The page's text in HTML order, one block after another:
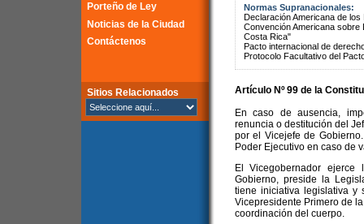
Porteño de Ley
Noticias de la Ciudad
Contáctenos
Sitios Relacionados
Normas Supranacionales:
Declaración Americana de
Convención Americana
Costa Rica"
Pacto internacional de
Protocolo Facultativo del
Artículo Nº 99 de la
En caso de ausencia,
renuncia o destitución del
por el Vicejefe de
Poder Ejecutivo en caso de
El Vicegobernador
Gobierno, preside la
tiene iniciativa legislativa y
Vicepresidente Primero de
coordinación del cuerpo.